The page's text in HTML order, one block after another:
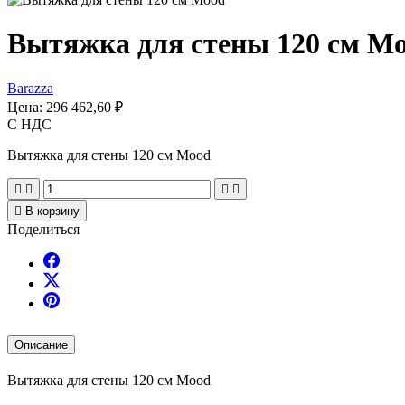
Вытяжка для стены 120 см
Barazza
Цена: 296 462,60 ₽
С НДС
Вытяжка для стены 120 см Mood
   
 В корзину
Поделиться
Описание
Вытяжка для стены 120 см Mood